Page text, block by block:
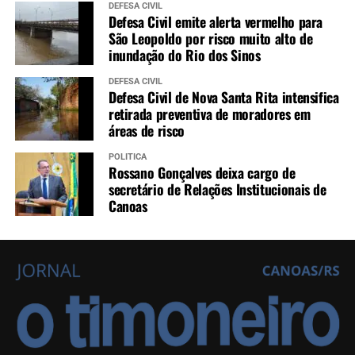
DEFESA CIVIL
Defesa Civil emite alerta vermelho para
São Leopoldo por risco muito alto de
inundação do Rio dos Sinos
DEFESA CIVIL
Defesa Civil de Nova Santa Rita intensifica
retirada preventiva de moradores em
áreas de risco
POLÍTICA
Rossano Gonçalves deixa cargo de
secretário de Relações Institucionais de
Canoas